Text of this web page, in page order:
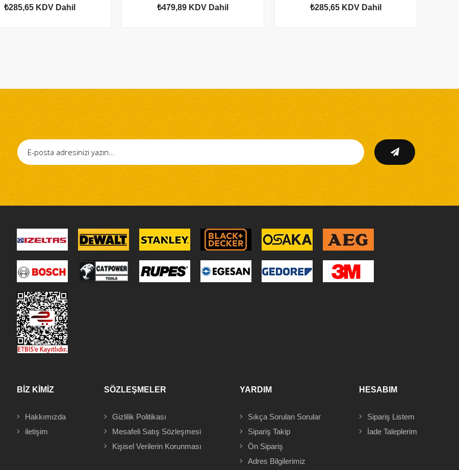
₺285,65 KDV Dahil ₺479,89 KDV Dahil ₺285,65 KDV Dahil
BİZ KİMİZ
Hakkımızda
iletişim
SÖZLEŞMELER
Gizlilik Politikası
Mesafeli Satış Sözleşmesi
Kişisel Verilerin Korunması
YARDIM
Sıkça Sorulan Sorular
Sipariş Takip
Ön Sipariş
Adres Bilgilerimiz
HESABIM
Sipariş Listem
İade Taleplerim